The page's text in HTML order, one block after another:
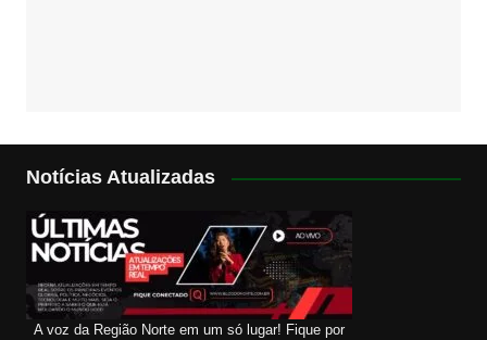
Notícias Atualizadas
A voz da Região Norte em um só lugar! Fique por